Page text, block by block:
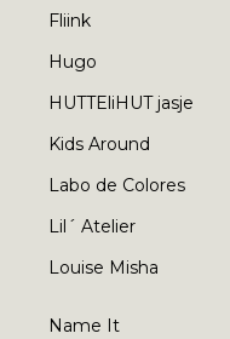
Fliink
Hugo
HUTTEliHUT jasje
Kids Around
Labo de Colores
Lil´ Atelier
Louise Misha
Name It